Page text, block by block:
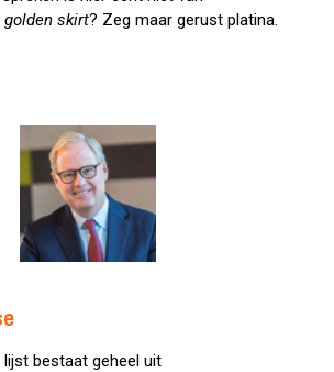
golden skirt? Zeg maar gerust platina.
bestaat geheel uit